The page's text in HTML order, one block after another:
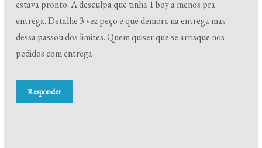
estava pronto. A desculpa que tinha 1 boy a menos pra
entrega. Detalhe 3 vez peço e que demora na entrega mas
dessa passou dos limites. Quem quiser que se arrisque nos
pedidos com entrega .
Responder